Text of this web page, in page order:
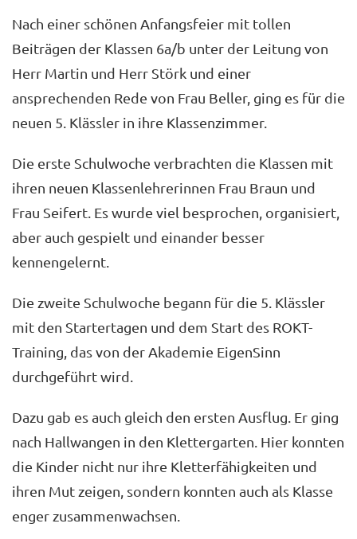
Nach einer schönen Anfangsfeier mit tollen
Beiträgen der Klassen 6a/b unter der Leitung von
Herr Martin und Herr Störk und einer
ansprechenden Rede von Frau Beller, ging es für die
neuen 5. Klässler in ihre Klassenzimmer.
Die erste Schulwoche verbrachten die Klassen mit
ihren neuen Klassenlehrerinnen Frau Braun und
Frau Seifert. Es wurde viel besprochen, organisiert,
aber auch gespielt und einander besser
kennengelernt.
Die zweite Schulwoche begann für die 5. Klässler
mit den Startertagen und dem Start des ROKT-
Training, das von der Akademie EigenSinn
durchgeführt wird.
Dazu gab es auch gleich den ersten Ausflug. Er ging
nach Hallwangen in den Klettergarten. Hier konnten
die Kinder nicht nur ihre Kletterfähigkeiten und
ihren Mut zeigen, sondern konnten auch als Klasse
enger zusammenwachsen.